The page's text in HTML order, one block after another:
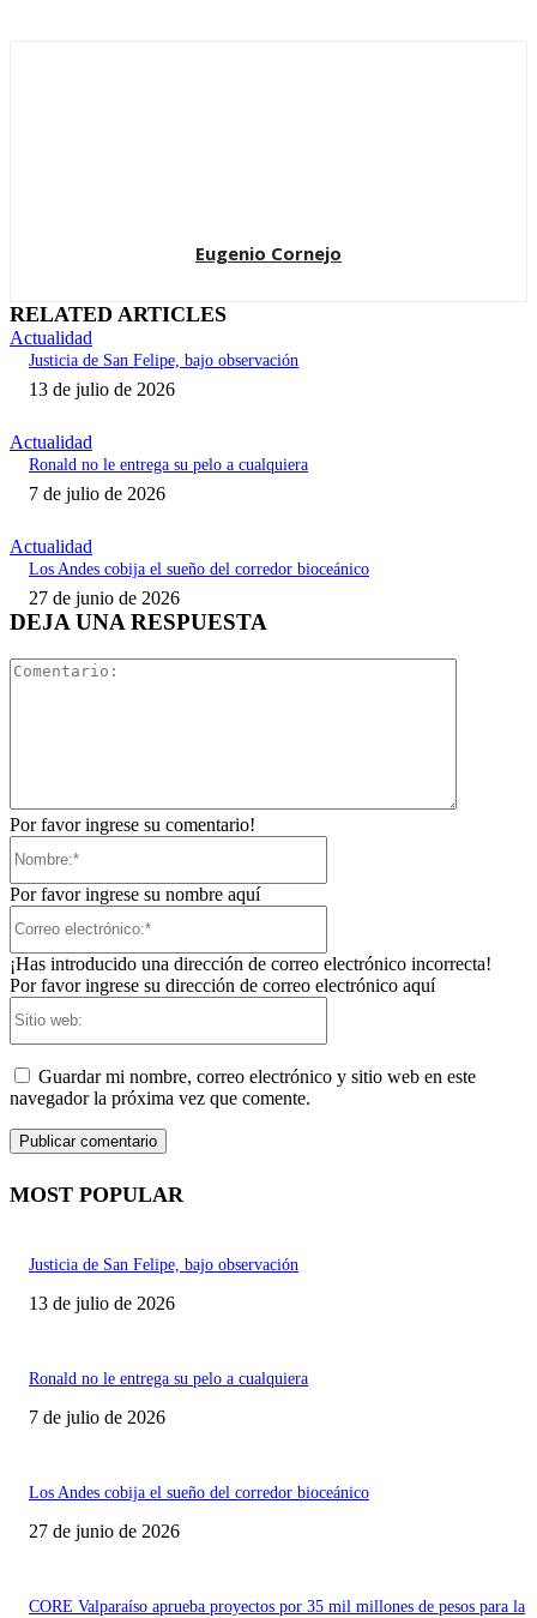
Eugenio Cornejo
RELATED ARTICLES
Actualidad
Justicia de San Felipe, bajo observación
13 de julio de 2026
Actualidad
Ronald no le entrega su pelo a cualquiera
7 de julio de 2026
Actualidad
Los Andes cobija el sueño del corredor bioceánico
27 de junio de 2026
DEJA UNA RESPUESTA
Por favor ingrese su comentario!
Por favor ingrese su nombre aquí
¡Has introducido una dirección de correo electrónico incorrecta!
Por favor ingrese su dirección de correo electrónico aquí
Guardar mi nombre, correo electrónico y sitio web en este
navegador la próxima vez que comente.
MOST POPULAR
Justicia de San Felipe, bajo observación
13 de julio de 2026
Ronald no le entrega su pelo a cualquiera
7 de julio de 2026
Los Andes cobija el sueño del corredor bioceánico
27 de junio de 2026
CORE Valparaíso aprueba proyectos por 35 mil millones de pesos para la